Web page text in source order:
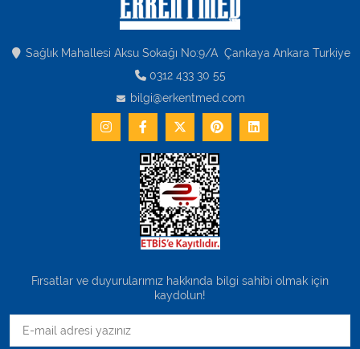
Sağlık Mahallesi Aksu Sokağı No:9/A Çankaya Ankara Turkiye
0312 433 30 55
bilgi@erkentmed.com
Fırsatlar ve duyurularımız hakkında bilgi sahibi olmak için
kaydolun!